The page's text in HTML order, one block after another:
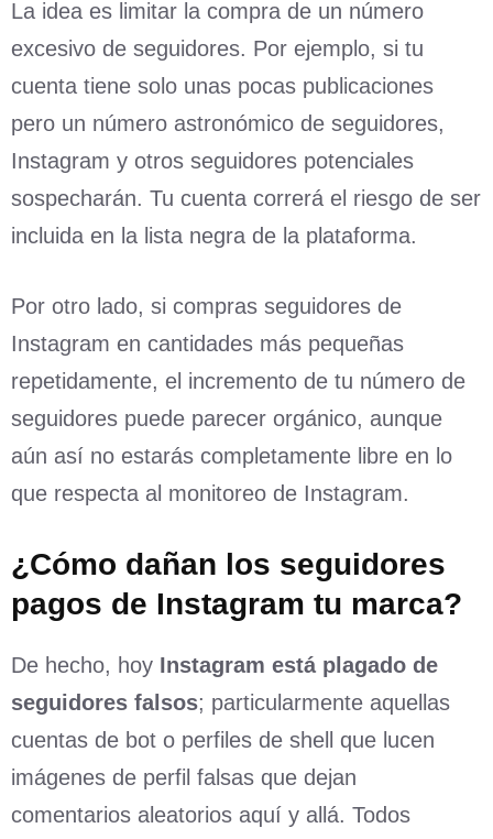
La idea es limitar la compra de un número
excesivo de seguidores. Por ejemplo, si tu
cuenta tiene solo unas pocas publicaciones
pero un número astronómico de seguidores,
Instagram y otros seguidores potenciales
sospecharán. Tu cuenta correrá el riesgo de ser
incluida en la lista negra de la plataforma.
Por otro lado, si compras seguidores de
Instagram en cantidades más pequeñas
repetidamente, el incremento de tu número de
seguidores puede parecer orgánico, aunque
aún así no estarás completamente libre en lo
que respecta al monitoreo de Instagram.
¿Cómo dañan los seguidores
pagos de Instagram tu marca?
De hecho, hoy Instagram está plagado de
seguidores falsos; particularmente aquellas
cuentas de bot o perfiles de shell que lucen
imágenes de perfil falsas que dejan
comentarios aleatorios aquí y allá. Todos